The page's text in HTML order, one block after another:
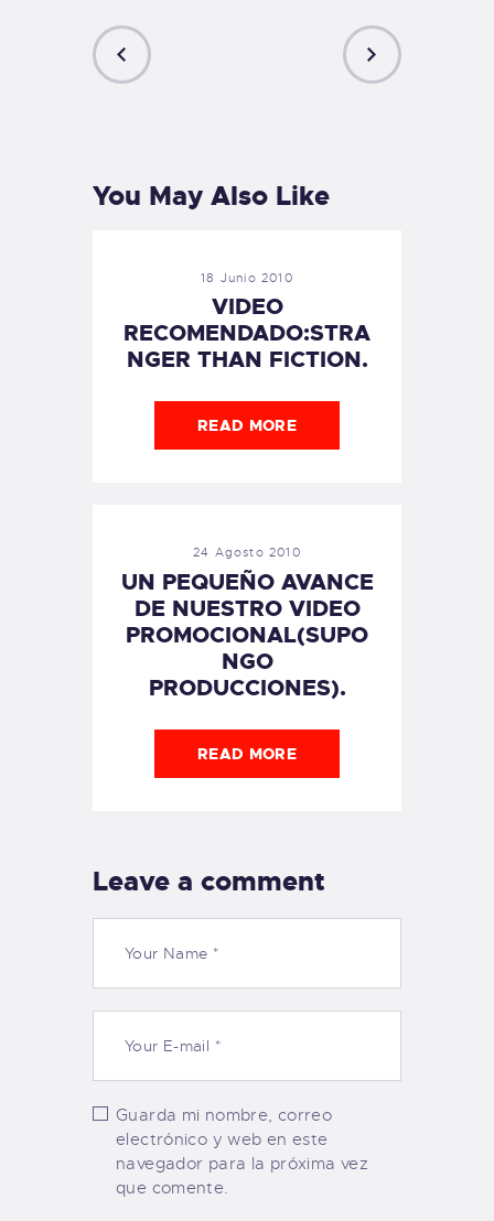
You May Also Like
18 Junio 2010
VIDEO
RECOMENDADO:STRA
NGER THAN FICTION.
READ MORE
24 Agosto 2010
UN PEQUEÑO AVANCE
DE NUESTRO VIDEO
PROMOCIONAL(SUPO
NGO
PRODUCCIONES).
READ MORE
Leave a comment
Guarda mi nombre, correo
electrónico y web en este
navegador para la próxima vez
que comente.